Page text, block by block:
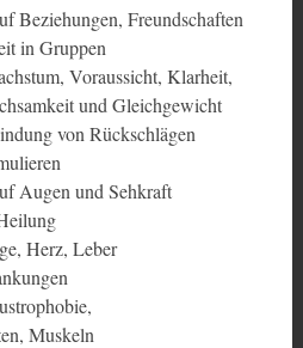
Beziehungen, Freundschaften
in Gruppen
Voraussicht, Klarheit,
und Gleichgewicht
von Rückschlägen
Augen und Sehkraft
Herz, Leber
Muskeln